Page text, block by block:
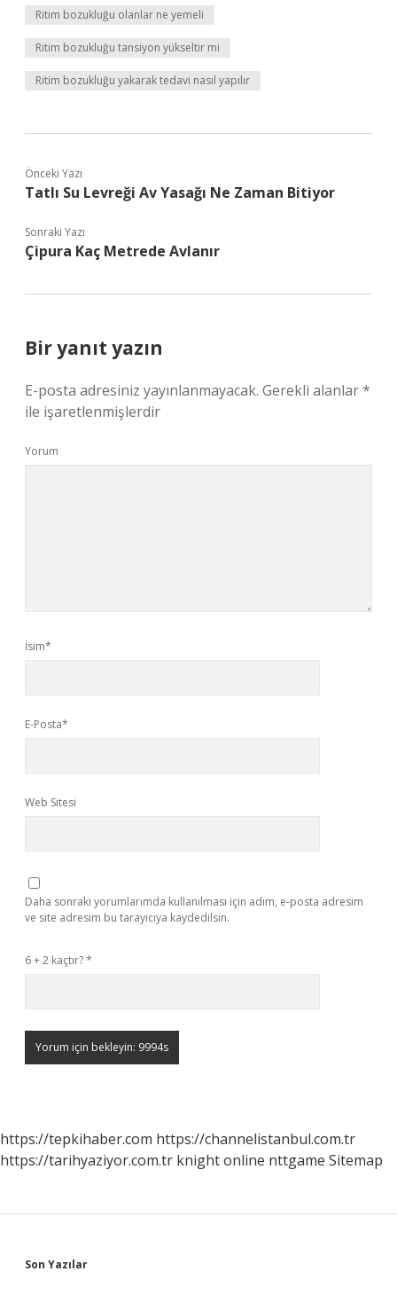
Ritim bozukluğu olanlar ne yemeli
Ritim bozukluğu tansiyon yükseltir mi
Ritim bozukluğu yakarak tedavi nasıl yapılır
Önceki Yazı
Tatlı Su Levreği Av Yasağı Ne Zaman Bitiyor
Sonraki Yazı
Çipura Kaç Metrede Avlanır
Bir yanıt yazın
E-posta adresiniz yayınlanmayacak. Gerekli alanlar*
ile işaretlenmişlerdir
Yorum
İsim*
E-Posta*
Web Sitesi
Daha sonraki yorumlarımda kullanılması için adım, e-posta adresim
ve site adresim bu tarayıcıya kaydedilsin.
6 + 2 kaçtır?*
https://tepkihaber.com https://channelistanbul.com.tr
https://tarihyaziyor.com.tr knight online nttgame Sitemap
Sidebar
Son Yazılar